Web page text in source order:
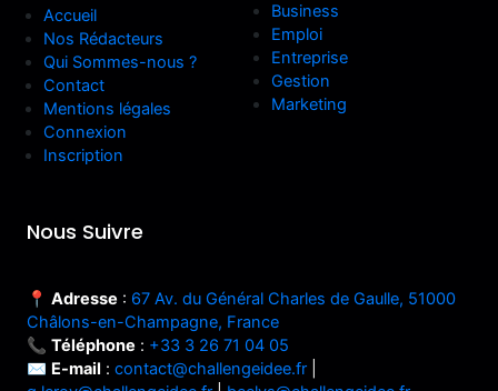
Accueil
Nos Rédacteurs
Qui Sommes-nous ?
Contact
Mentions légales
Connexion
Inscription
Business
Emploi
Entreprise
Gestion
Marketing
Nous Suivre
📍 Adresse : 67 Av. du Général Charles de Gaulle, 51000
Châlons-en-Champagne, France
📞 Téléphone : +33 3 26 71 04 05
✉️ E-mail : contact@challengeidee.fr